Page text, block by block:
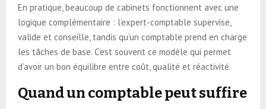
En pratique, beaucoup de cabinets fonctionnent avec une
logique complémentaire : l’expert-comptable supervise,
valide et conseille, tandis qu’un comptable prend en charge
les tâches de base. C’est souvent ce modèle qui permet
d’avoir un bon équilibre entre coût, qualité et réactivité.
Quand un comptable peut suffire